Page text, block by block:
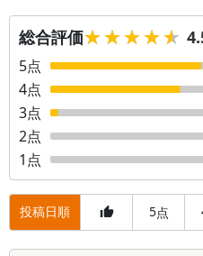
総合評価★★★★★
★★★★★
5点
4点
3点
2点
1 点
投稿日順 5点